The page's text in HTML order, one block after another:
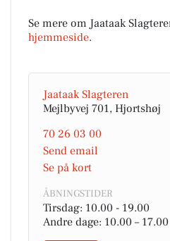
Se mere om Jaataak
hjemmeside.
Jaataak Slagteren
Mejlbyvej 701, Hjortshøj
70 26 03 00
Send email
Se på kort
ÅBNINGSTIDER
Tirsdag: 10.00 - 19.00
Andre dage: 10.00 – 17.00